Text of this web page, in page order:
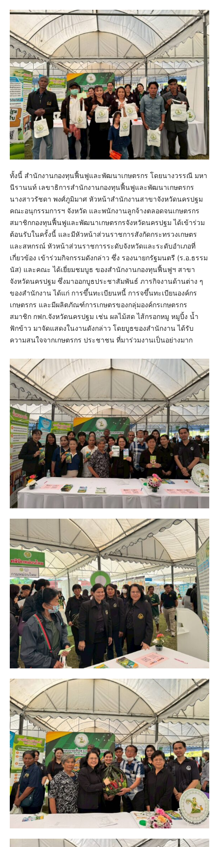
ทั้งนี้ สำนักงานกองทุนฟื้นฟูและพัฒนาเกษตรกร โดยนางวรรณี มหา
นีรานนท์ เลขาธิการสำนักงานกองทุนฟื้นฟูและพัฒนาเกษตรกร
นางสาวรัชดา พงศ์ภูมิมาศ หัวหน้าสำนักงานสาขาจังหวัดนครปฐม
คณะอนุกรรมการฯ จังหวัด และพนักงานลูกจ้างตลอดจนเกษตรกร
สมาชิกกองทุนฟื้นฟูและพัฒนาเกษตรกรจังหวัดนครปฐม ได้เข้าร่วม
ต้อนรับในครั้งนี้ และมีหัวหน้าส่วนราชการสังกัดกระทรวงเกษตร
และสหกรณ์ หัวหน้าส่วนราชการระดับจังหวัดและระดับอำเภอที่
เกี่ยวข้อง เข้าร่วมกิจกรรมดังกล่าว ซึ่ง รองนายกรัฐมนตรี (ร.อ.ธรรม
นัส) และคณะ ได้เยี่ยมชมบูธ ของสำนักงานกองทุนฟื้นฟูฯ สาขา
จังหวัดนครปฐม ซึ่งมาออกบูธประชาสัมพันธ์ ภารกิจงานด้านต่าง ๆ
ของสำนักงาน ได้แก่ การขึ้นทะเบียนหนี้ การจขึ้นทะเบียนองค์กร
เกษตรกร และมีผลิตภัณฑ์การเกษตรของกลุ่มองค์กรเกษตรกร
สมาชิก กฟก.จังหวัดนครปฐม เช่น ผลไม้สด ไส้กรอกหมู หมูปิ้ง น้ำ
ฟักข้าว มาจัดแสดงในงานดังกล่าว โดยบูธของสำนักงาน ได้รับ
ความสนใจจากเกษตรกร ประชาชน ที่มาร่วมงานเป็นอย่างมาก